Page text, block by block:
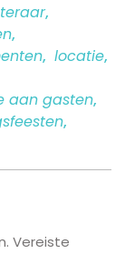
,
,
, locatie,
aan gasten,
,
Vereiste